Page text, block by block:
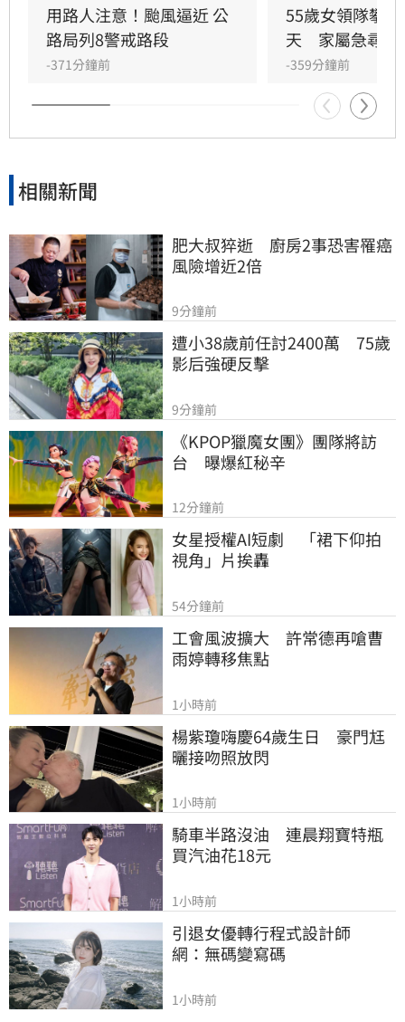
受海象不佳影響，台東及後壁湖往返蘭嶼的船班
於8月6日至8月9日全面停駛。提醒近期有出國或
離島旅遊計畫的旅客，務必透過各航空公司官網
與船務公告，隨時掌握最新航班與船班動態，並
提前調整行程與住宿安排，以確保旅遊順暢與自
身安全。
用路人注意！颱風逼近 公
路局列8警戒路段
-371分鐘前
55歲女領隊攀
天　家屬急尋
-359分鐘前
相關新聞
肥大叔猝逝　廚房2事恐害罹癌
風險增近2倍
9分鐘前
遭小38歲前任討2400萬　75歲
影后強硬反擊
9分鐘前
《KPOP獵魔女團》團隊將訪
台　曝爆紅秘辛
12分鐘前
女星授權AI短劇　「裙下仰拍
視角」片挨轟
54分鐘前
工會風波擴大　許常德再嗆曹
雨婷轉移焦點
1小時前
楊紫瓊嗨慶64歲生日　豪門尪
曬接吻照放閃
1小時前
騎車半路沒油　連晨翔寶特瓶
買汽油花18元
1小時前
引退女優轉行程式設計師
網：無碼變寫碼
1小時前